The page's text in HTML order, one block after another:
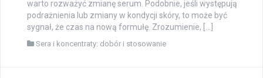
warto rozważyć zmianę serum. Podobnie, jeśli występują
podrażnienia lub zmiany w kondycji skóry, to może być
sygnał, że czas na nową formułę. Zrozumienie, […]
Sera i koncentraty: dobór i stosowanie